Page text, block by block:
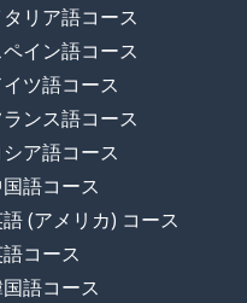
リア語コース
イン語コース
イツ語コース
ンス語コース
シア語コース
語コース
(アメリカ) コース
コース
語コース